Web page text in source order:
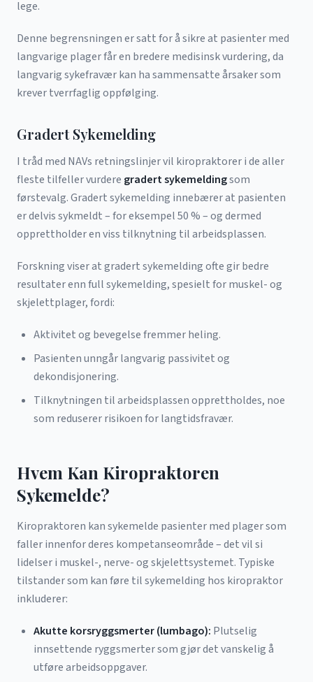
lege.
Denne begrensningen er satt for å sikre at pasienter med
langvarige plager får en bredere medisinsk vurdering, da
langvarig sykefravær kan ha sammensatte årsaker som
krever tverrfaglig oppfølging.
Gradert Sykemelding
I tråd med NAVs retningslinjer vil kiropraktorer i de aller
fleste tilfeller vurdere gradert sykemeldingsom
førstevalg. Gradert sykemelding innebærer at pasienten
er delvis sykmeldt – for eksempel 50 % – og dermed
opprettholder en viss tilknytning til arbeidsplassen.
Forskning viser at gradert sykemelding ofte gir bedre
resultater enn full sykemelding, spesielt for muskel- og
skjelettplager, fordi:
Aktivitet og bevegelse fremmer heling.
Pasienten unngår langvarig passivitet og
dekondisjonering.
Tilknytningen til arbeidsplassen opprettholdes, noe
som reduserer risikoen for langtidsfravær.
Hvem Kan Kiropraktoren
Sykemelde?
Kiropraktoren kan sykemelde pasienter med plager som
faller innenfor deres kompetanseområde – det vil si
lidelser i muskel-, nerve- og skjelettsystemet. Typiske
tilstander som kan føre til sykemelding hos kiropraktor
inkluderer:
Akutte korsryggsmerter (lumbago): Plutselig
innsettende ryggsmerter som gjør det vanskelig å
utføre arbeidsoppgaver.